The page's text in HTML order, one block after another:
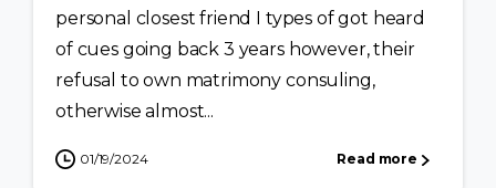
personal closest friend I types of got heard
of cues going back 3 years however, their
refusal to own matrimony consuling,
otherwise almost...
01/19/2024 Read more